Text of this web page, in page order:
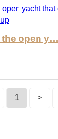
the open y…
1 >